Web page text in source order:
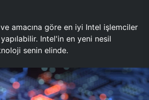
ve amacına göre en iyi Intel işlemciler
Intel'in en yeni nesil
senin elinde.